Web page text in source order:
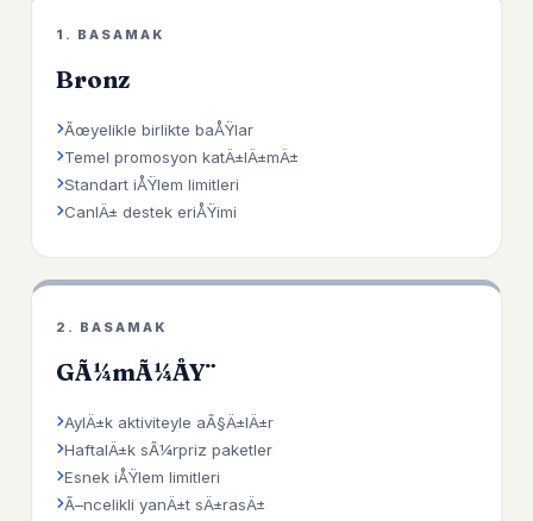
1. BASAMAK
Bronz
Ãœyelikle birlikte baÅŸlar
Temel promosyon katÄ±lÄ±mÄ±
Standart iÅŸlem limitleri
CanlÄ± destek eriÅŸimi
2. BASAMAK
GÃ¼mÃ¼ÅŸ
AylÄ±k aktiviteyle aÃ§Ä±lÄ±r
HaftalÄ±k sÃ¼rpriz paketler
Esnek iÅŸlem limitleri
Ã–ncelikli yanÄ±t sÄ±rasÄ±